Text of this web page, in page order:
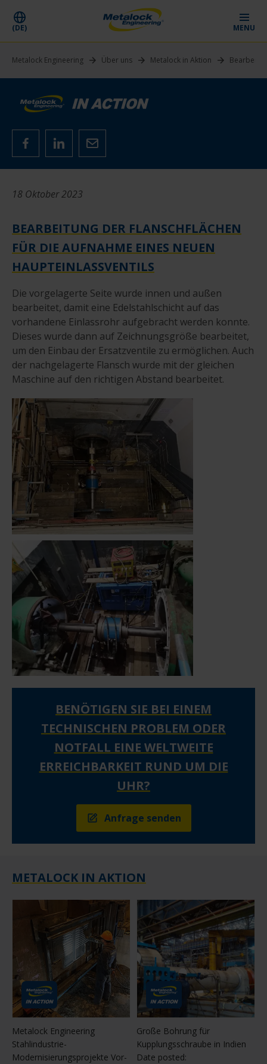
(DE) MENU
Metalock Engineering Über uns Metalock in Aktion
18 Oktober 2023
BEARBEITUNG DER FLANSCHFLÄCHEN
FÜR DIE AUFNAHME EINES NEUEN
HAUPTEINLASSVENTILS
Die vorgelagerte Seite wurde innen und außen
bearbeitet, damit eine Edelstahlschicht auf das
vorhandene Einlassrohr aufgebracht werden konnte.
Dieses wurde dann auf Zeichnungsgröße bearbeitet,
um den Einbau der Ersatzventile zu ermöglichen. Auch
der nachgelagerte Flansch wurde mit der gleichen
Maschine auf den richtigen Abstand bearbeitet.
BENÖTIGEN SIE BEI EINEM
TECHNISCHEN PROBLEM ODER
NOTFALL EINE WELTWEITE
ERREICHBARKEIT RUND UM DIE
UHR?
Anfrage senden
METALOCK IN AKTION
Metalock Engineering
Stahlindustrie-
Modernisierungsprojekte Vor-
Große Bohrung für
Kupplungsschraube in Indien
Date posted: